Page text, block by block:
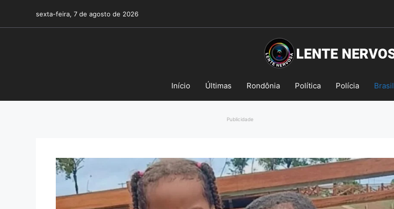
o
sexta-feira, 7 de agosto de 2026
Início Últimas Rondônia Política Polícia Brasil
Publicidade